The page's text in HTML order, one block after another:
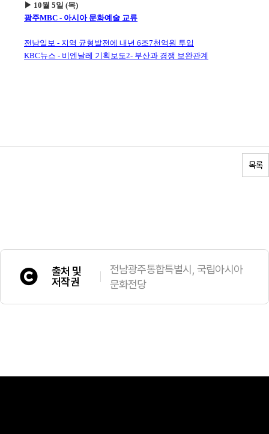
▶ 10월 5일 (목)
광주MBC - 아시아 문화예술 교류
전남일보 - 지역 균형발전에 내년 6조7천억원 투입
KBC뉴스 - 비엔날레 기획보도2- 부산과 경쟁 보완관계
목록
출처 및
저작권
전남광주통합특별시, 국립아시아
문화전당